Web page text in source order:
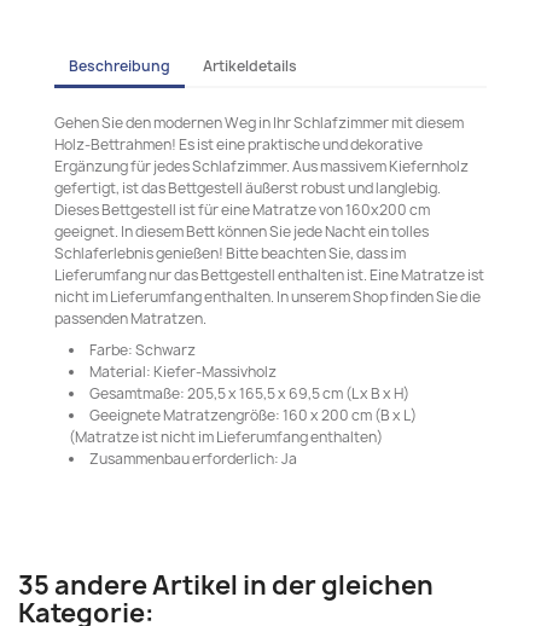
Beschreibung Artikeldetails
Gehen Sie den modernen Weg in Ihr Schlafzimmer mit diesem
Holz-Bettrahmen! Es ist eine praktische und dekorative
Ergänzung für jedes Schlafzimmer. Aus massivem Kiefernholz
gefertigt, ist das Bettgestell äußerst robust und langlebig.
Dieses Bettgestell ist für eine Matratze von 160x200 cm
geeignet. In diesem Bett können Sie jede Nacht ein tolles
Schlaferlebnis genießen! Bitte beachten Sie, dass im
Lieferumfang nur das Bettgestell enthalten ist. Eine Matratze ist
nicht im Lieferumfang enthalten. In unserem Shop finden Sie die
passenden Matratzen.
Farbe: Schwarz
Material: Kiefer-Massivholz
Gesamtmaße: 205,5 x 165,5 x 69,5 cm (L x B x H)
Geeignete Matratzengröße: 160 x 200 cm (B x L)
(Matratze ist nicht im Lieferumfang enthalten)
Zusammenbau erforderlich: Ja
35 andere Artikel in der gleichen
Kategorie: